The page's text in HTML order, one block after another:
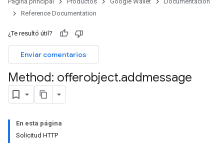
Reference Documentation
¿Te resultó útil?
Enviar comentarios
Method: offerobject.addmessage
En esta página
Solicitud HTTP